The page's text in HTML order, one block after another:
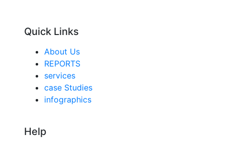
Quick Links
About Us
REPORTS
services
case Studies
infographics
Help